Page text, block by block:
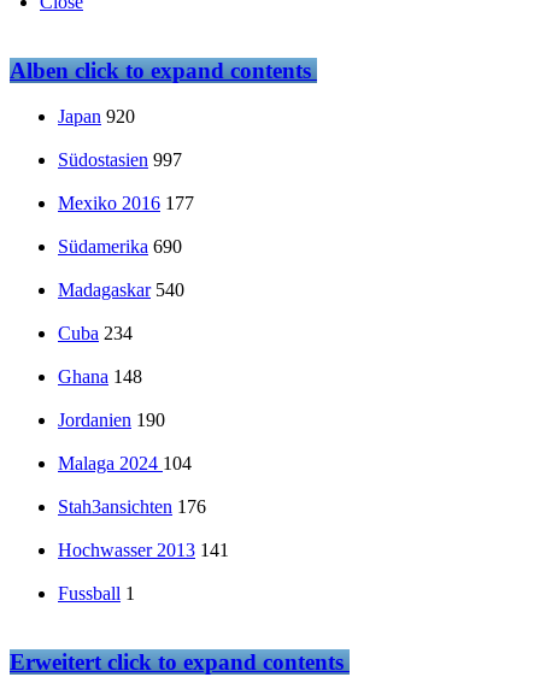
Albenclick to expand contents
Japan 920
Südostasien 997
Mexiko 2016 177
Südamerika 690
Madagaskar 540
Cuba 234
Ghana 148
Jordanien 190
Malaga 2024 104
Stah3ansichten 176
Hochwasser 2013 141
Fussball 1
Erweitertclick to expand contents